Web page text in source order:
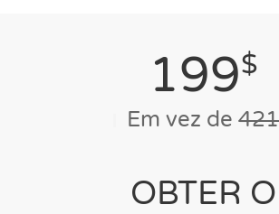
199$
Em vez de
OBTER O